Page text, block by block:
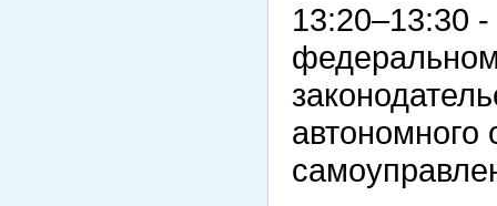
13:20–13:30